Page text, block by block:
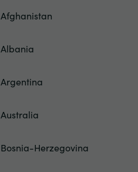
Afghanistan
Albania
Argentina
Australia
Bosnia-Herzegovina